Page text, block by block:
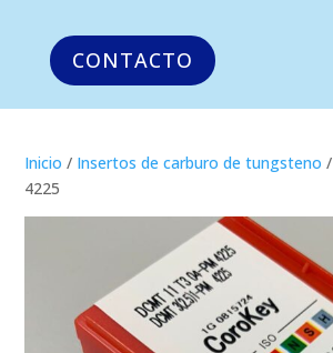
CONTACTO
Inicio / Insertos de carburo de tungsteno
4225